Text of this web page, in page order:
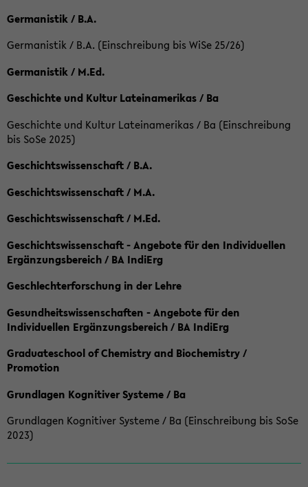
Germanistik / B.A.
Germanistik / B.A. (Einschreibung bis WiSe 25/26)
Germanistik / M.Ed.
Geschichte und Kultur Lateinamerikas / Ba
Geschichte und Kultur Lateinamerikas / Ba (Einschreibung
bis SoSe 2025)
Geschichtswissenschaft / B.A.
Geschichtswissenschaft / M.A.
Geschichtswissenschaft / M.Ed.
Geschichtswissenschaft - Angebote für den Individuellen
Ergänzungsbereich / BA IndiErg
Geschlechterforschung in der Lehre
Gesundheitswissenschaften - Angebote für den
Individuellen Ergänzungsbereich / BA IndiErg
Graduateschool of Chemistry and Biochemistry /
Promotion
Grundlagen Kognitiver Systeme / Ba
Grundlagen Kognitiver Systeme / Ba (Einschreibung bis SoSe
2023)